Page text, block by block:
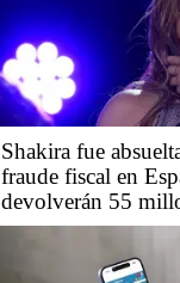
Shakira fue
fraude fiscal en
devolverán 55